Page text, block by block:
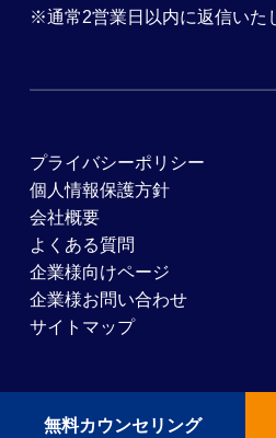
※通常2営業日以内に返信いた
プライバシーポリシー
個人情報保護方針
会社概要
よくある質問
企業様向けページ
企業様お問い合わせ
サイトマップ
無料カウンセリング